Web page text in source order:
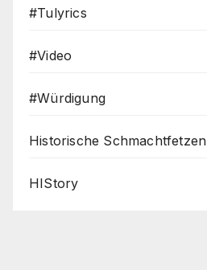
#Tulyrics
#Video
#Würdigung
Historische Schmachtfetzen
HIStory